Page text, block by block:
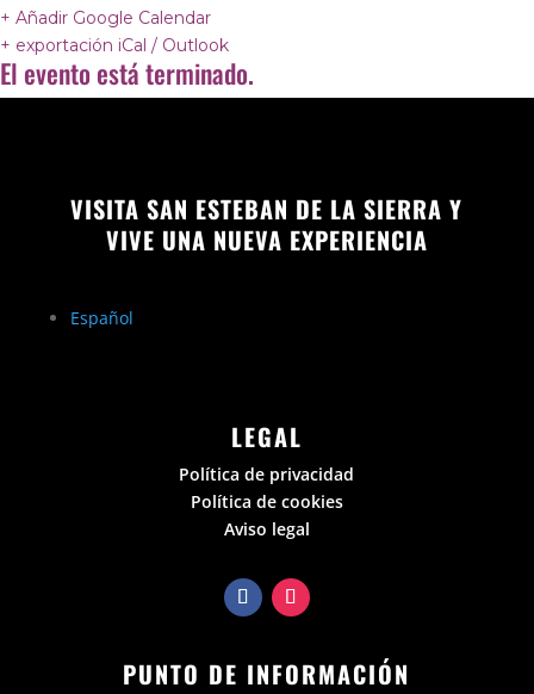
+ Añadir Google Calendar
+ exportación iCal / Outlook
El evento está terminado.
VISITA SAN ESTEBAN DE LA SIERRA Y
VIVE UNA NUEVA EXPERIENCIA
Español
LEGAL
Política de privacidad
Política de cookies
Aviso legal
PUNTO DE INFORMACIÓN